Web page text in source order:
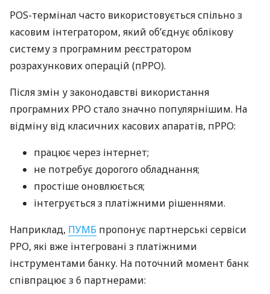
POS-термінал часто використовується спільно з
касовим інтегратором, який об’єднує облікову
систему з програмним реєстратором
розрахункових операцій (пРРО).
Після змін у законодавстві використання
програмних РРО стало значно популярнішим. На
відміну від класичних касових апаратів, пРРО:
працює через інтернет;
не потребує дорогого обладнання;
простіше оновлюється;
інтегрується з платіжними рішеннями.
Наприклад, ПУМБ пропонує партнерські сервіси
РРО, які вже інтегровані з платіжними
інструментами банку. На поточний момент банк
співпрацює з 6 партнерами: